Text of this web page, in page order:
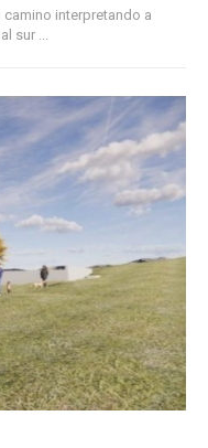
interpretando a
sur ...